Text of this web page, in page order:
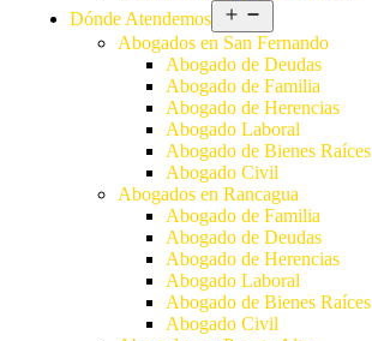
Dónde Atendemos
Abogados en San Fernando
Abogado de Deudas
Abogado de Familia
Abogado de Herencias
Abogado Laboral
Abogado de Bienes Raíces
Abogado Civil
Abogados en Rancagua
Abogado de Familia
Abogado de Deudas
Abogado de Herencias
Abogado Laboral
Abogado de Bienes Raíces
Abogado Civil